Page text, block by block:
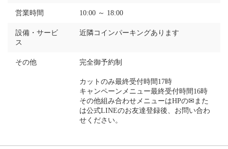
営業時間 10:00 ～ 18:00
設備・サービ
ス
近隣コインパーキングあります
その他 完全御予約制
カットのみ最終受付時間17時
キャンペーンメニュー最終受付時間16時
その他組み合わせメニューはHPの✉また
は公式LINEのお友達登録後、お問い合わ
せください。